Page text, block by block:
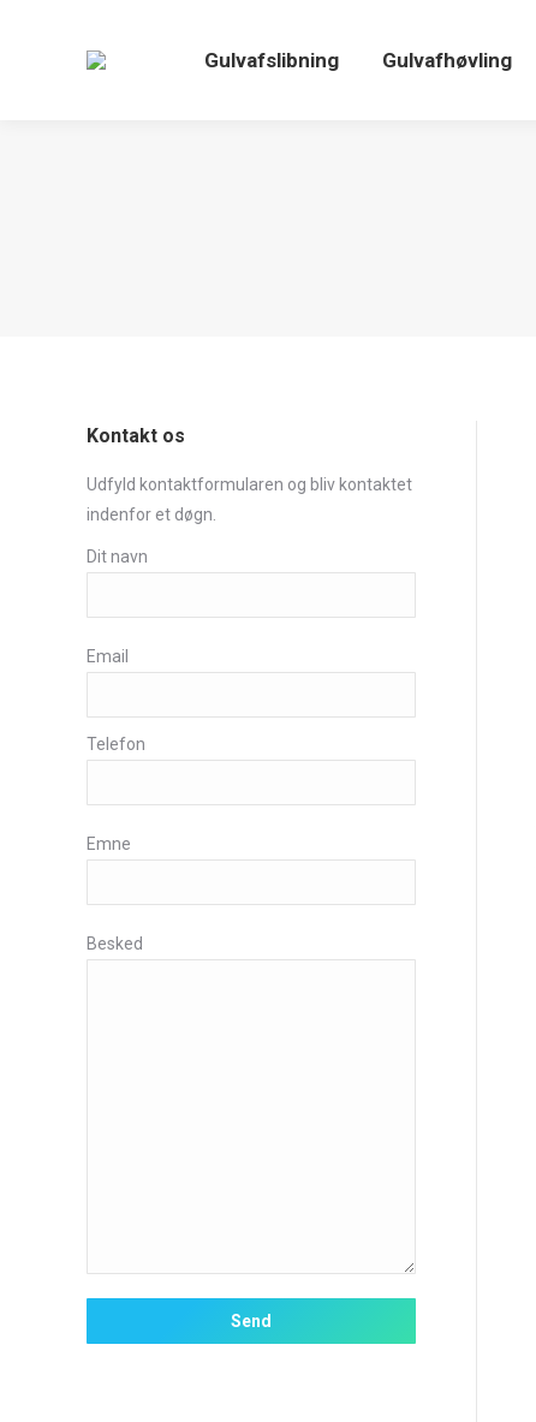
Gulvafslibning Gulvafhøvling
Kontakt os
Udfyld kontaktformularen og bliv kontaktet
indenfor et døgn.
Dit navn
Email
Telefon
Emne
Besked